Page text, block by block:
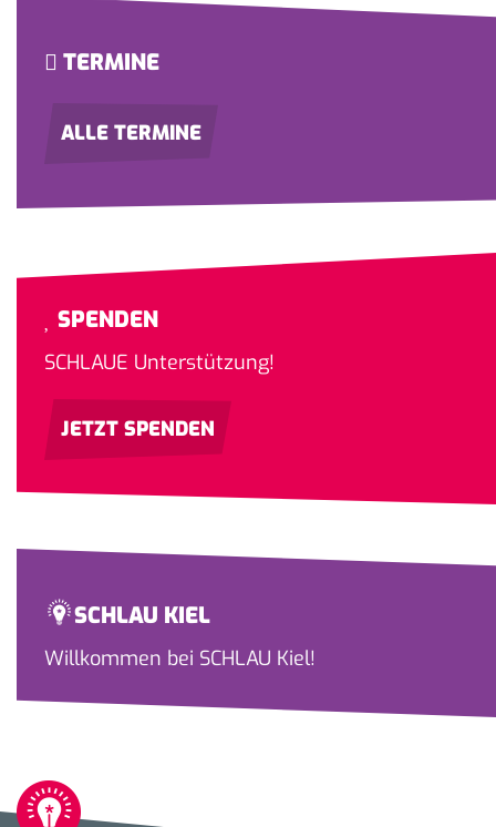
TERMINE
ALLE TERMINE
SPENDEN
SCHLAUE Unterstützung!
JETZT SPENDEN
SCHLAU KIEL
Willkommen bei SCHLAU Kiel!